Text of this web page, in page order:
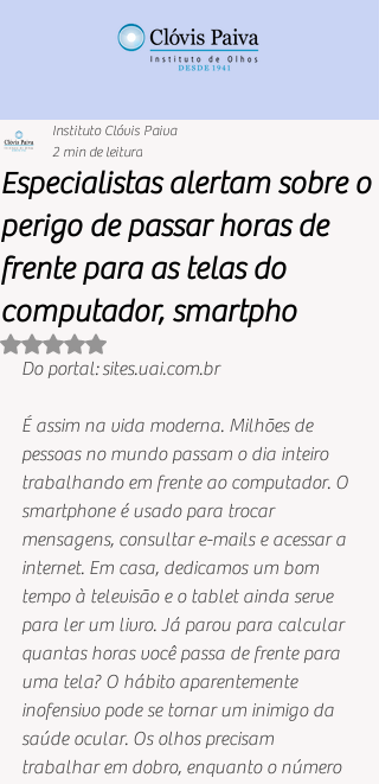
Especialistas alertam sobre o
perigo de passar horas de
frente para as telas do
computador, smartpho
Instituto Clóvis Paiva
2 min de leitura
Avaliado com NaN de 5 estrelas.
Do portal: sites.uai.com.br
É assim na vida moderna. Milhões de
pessoas no mundo passam o dia inteiro
trabalhando em frente ao computador. O
smartphone é usado para trocar
mensagens, consultar e-mails e acessar a
internet. Em casa, dedicamos um bom
tempo à televisão e o tablet ainda serve
para ler um livro. Já parou para calcular
quantas horas você passa de frente para
uma tela? O hábito aparentemente
inofensivo pode se tornar um inimigo da
saúde ocular. Os olhos precisam
trabalhar em dobro, enquanto o número